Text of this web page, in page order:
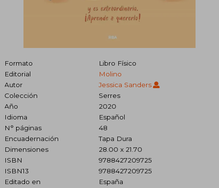
Formato
Libro Físico
Editorial
Molino
Autor
Jessica Sanders
Colección
Serres
Año
2020
Idioma
Español
N° páginas
48
Encuadernación
Tapa Dura
Dimensiones
28.00 x 21.70
ISBN
9788427209725
ISBN13
9788427209725
Editado en
España